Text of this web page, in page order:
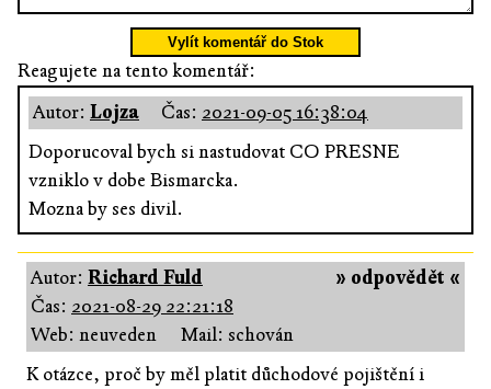
Vylít komentář do Stok
Reagujete na tento komentář:
Autor: Lojza Čas: 2021-09-05 16:38:04
Doporucoval bych si nastudovat CO PRESNE
vzniklo v dobe Bismarcka.
Mozna by ses divil.
» odpovědět «
Autor: Richard Fuld
Čas: 2021-08-29 22:21:18
Web: neuveden
Mail: schován
K otázce, proč by měl platit důchodové pojištění i